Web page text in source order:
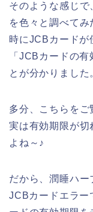
そのような感じ
を色々と調べて
時にJCBカードが
「JCBカードの
とが分かりました
多分、こちらをご
実は有効期限が
よね～♪
だから、潤睡ハー
JCBカードエラー